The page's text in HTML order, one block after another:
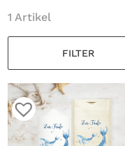
FILTER
1 Artikel